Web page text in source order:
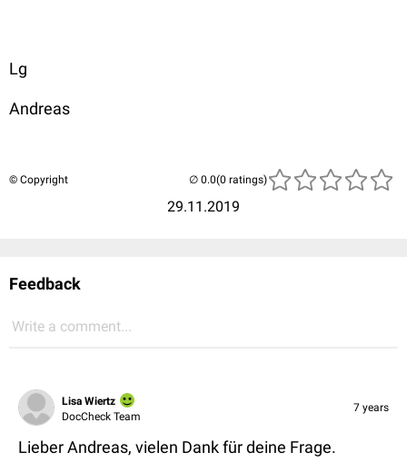
Lg
Andreas
© Copyright
29.11.2019
(0 ratings)
Feedback
Write a comment...
Lisa Wiertz
DocCheck Team
7 years
Lieber Andreas, vielen Dank für deine Frage.